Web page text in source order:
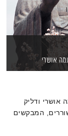
אושרי
אושרי ודליק
המבקשים